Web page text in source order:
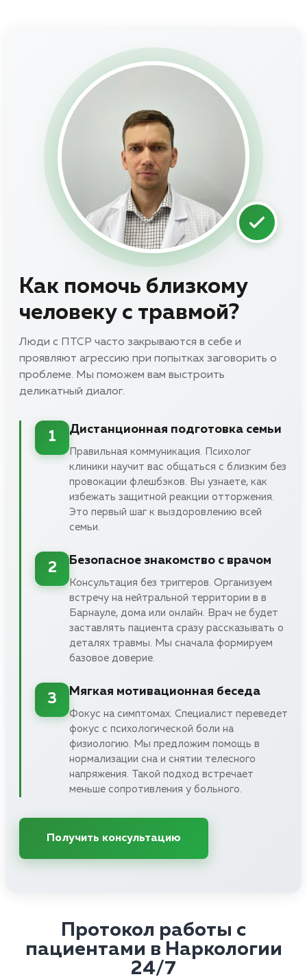
Как помочь близкому
человеку с травмой?
Люди с ПТСР часто закрываются в себе и
проявляют агрессию при попытках заговорить о
проблеме. Мы поможем вам выстроить
деликатный диалог.
1
Дистанционная подготовка семьи
Правильная коммуникация. Психолог
клиники научит вас общаться с близким без
провокации флешбэков. Вы узнаете, как
избежать защитной реакции отторжения.
Это первый шаг к выздоровлению всей
семьи.
2
Безопасное знакомство с врачом
Консультация без триггеров. Организуем
встречу на нейтральной территории в в
Барнауле, дома или онлайн. Врач не будет
заставлять пациента сразу рассказывать о
деталях травмы. Мы сначала формируем
базовое доверие.
3
Мягкая мотивационная беседа
Фокус на симптомах. Специалист переведет
фокус с психологической боли на
физиологию. Мы предложим помощь в
нормализации сна и снятии телесного
напряжения. Такой подход встречает
меньше сопротивления у больного.
Получить консультацию
Протокол работы с
пациентами в Наркологии
24/7